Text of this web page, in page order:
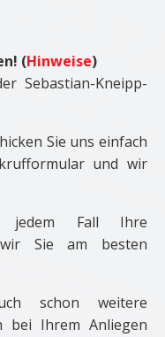
(Hinweise)
Sebastian-Kneipp-
Sie uns einfach
und wir
jedem Fall Ihre
Sie am besten
schon weitere
bei Ihrem Anliegen